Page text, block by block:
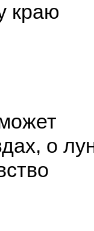
краю
о